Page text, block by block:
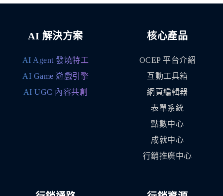
AI 解決方案
AI Agent 發燒特工
AI Game 遊戲引擎
AI UGC 內容共創
核心產品
OCEP 平台介紹
互動工具箱
網頁編輯器
表單系統
點數中心
成就中心
行銷推廣中心